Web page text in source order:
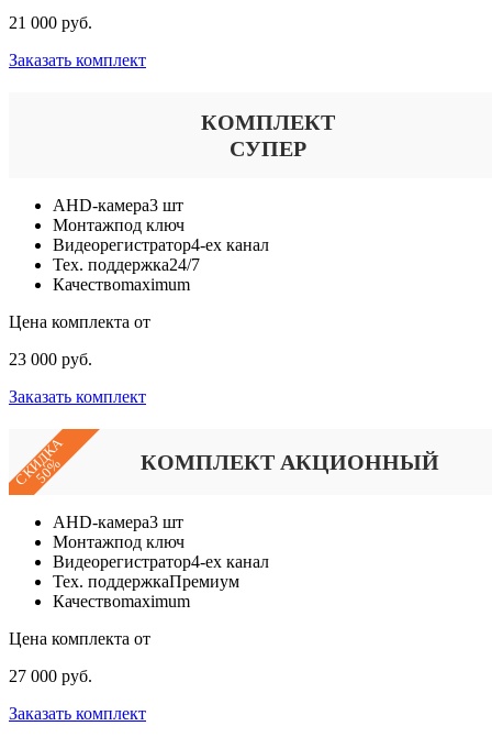
21 000 руб.
Заказать комплект
КОМПЛЕКТ
СУПЕР
AHD-камера3 шт
Монтажпод ключ
Видеорегистратор4-ех канал
Тех. поддержка24/7
Качествоmaximum
Цена комплекта от
23 000 руб.
Заказать комплект
СКИДКА
50% КОМПЛЕКТ АКЦИОННЫЙ
AHD-камера3 шт
Монтажпод ключ
Видеорегистратор4-ех канал
Тех. поддержкаПремиум
Качествоmaximum
Цена комплекта от
27 000 руб.
Заказать комплект